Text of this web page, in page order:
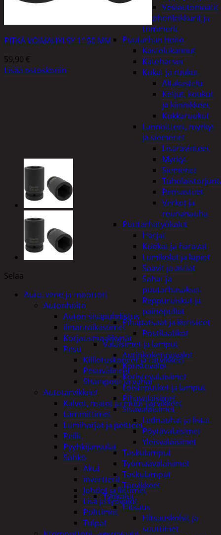
Vesiautomaatit
Ruohonleikkurit ja
trimmerit
Puutarhan hoito
Kastelukannut
Kateharsot
Kukat ja ruukut
Altakastelu
Ketjut, koukut
ja kiinnikkeet
Kukkaruukut
Lannoitteet, myrkyt
ja siemenet
Lisäravinteet
Myrkyt
Siemenet
Pensastuet
Verkot ja
reunanauha
Puutarhatyökalut
Harjat
Kuokat ja haravat
Lumikolat ja lapiot
Saavit ja astiat
Sahat ja
puutarhasakset
Reppuruiskut ja
painepullot
Pihapatsaat ja koristeet
Postilaatikot
Valaisimet ja lamput
Aurinkokennovalot
Koristevalot
Koristevalaisimet
Loisteputket ja lamput
Pihavalaisimet
Sisävalaisimet
Lednauhat ja listat
Pöytävalaisimet
Yleisvalaisimet
Taskulamput
Työmaavalaisimet
Taskulamput
Tarvikkeet
Työkalut
Hitsaus
Hitsauskolvit ja
suuttimet
PITKÄ VOIMAHYLSY 1″ 50 MM
59,90 €
Lisää ostoskoriin
Selaa
Auto, vene ja moottori
Autonhoito
Auton sisäpuhdistus
ilmanraikastimet
Korjausmaalikynät
Pesu
Kiillotuskoneet ja tarvikkeet
Pesuvälineet
Shampoot ja vahat
Autotarvikkeet
Kalvot, matot ja muut tarvikkeet
Lämmittimet
Lumiharjat ja peitteet
Peilit
Pyyhkijänsulat
Sähkö
Akut
invertterit
Johdot ja liittimet
Lisä ja työvalot
Polttimot
Tulpat